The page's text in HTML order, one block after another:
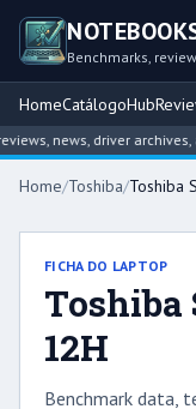
Benchmarks,
HomeCatálogoHub
news, driver archives,
Home/Toshiba/Toshiba
FICHA DO LAPTOP
Toshiba
12H
Benchmark data,